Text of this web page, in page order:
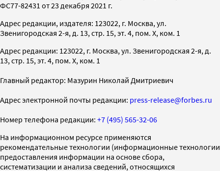
ФС77-82431 от 23 декабря 2021 г.
Адрес редакции, издателя: 123022, г. Москва, ул.
Звенигородская 2-я, д. 13, стр. 15, эт. 4, пом. X, ком. 1
Адрес редакции: 123022, г. Москва, ул. Звенигородская 2-я, д.
13, стр. 15, эт. 4, пом. X, ком. 1
Главный редактор: Мазурин Николай Дмитриевич
Адрес электронной почты редакции: press-release@forbes.ru
Номер телефона редакции: +7 (495) 565-32-06
На информационном ресурсе применяются
рекомендательные технологии (информационные технологии
предоставления информации на основе сбора,
систематизации и анализа сведений, относящихся